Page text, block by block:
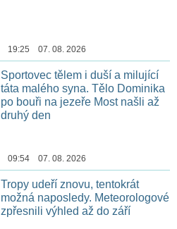
19:25 07. 08. 2026
Sportovec tělem i duší a milující
táta malého syna. Tělo Dominika
po bouři na jezeře Most našli až
druhý den
09:54 07. 08. 2026
Tropy udeří znovu, tentokrát
možná naposledy. Meteorologové
zpřesnili výhled až do září